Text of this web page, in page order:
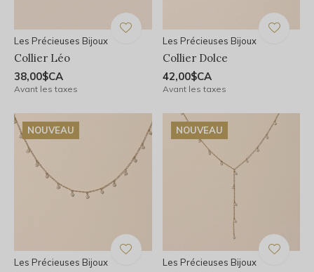
Les Précieuses Bijoux
Collier Léo
38,00$CA
Avant les taxes
Les Précieuses Bijoux
Collier Dolce
42,00$CA
Avant les taxes
NOUVEAU
Les Précieuses Bijoux
NOUVEAU
Les Précieuses Bijoux